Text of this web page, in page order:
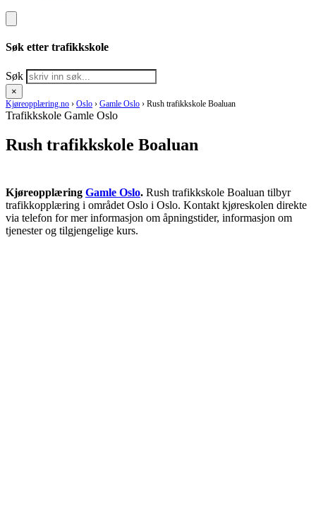
Søk etter trafikkskole
Søk
×
Kjøreopplæring.no › Oslo › Gamle Oslo › Rush trafikkskole Boaluan
Trafikkskole Gamle Oslo
Rush trafikkskole Boaluan
Kjøreopplæring Gamle Oslo. Rush trafikkskole Boaluan tilbyr
trafikkopplæring i området Oslo i Oslo. Kontakt kjøreskolen direkte
via telefon for mer informasjon om åpningstider, informasjon om
tjenester og tilgjengelige kurs.